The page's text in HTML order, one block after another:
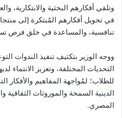
وتلقي أفكارهم البحثية والابتكارية،
في تحويل أفكارهم المُبتكرة إلى
تنافسية، والمساعدة في خلق فرص
ووجه الوزير بتكثيف تنفيذ الندوات
التحديات المختلفة، وتعزيز الانتماء
للطلاب؛ لمُواجهة المفاهيم والأفكار
الدينية السمحة والموروثات الثقافية
المصري.